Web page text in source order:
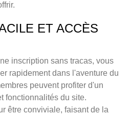
ET ACCÈS
inscription sans tracas, vous
rapidement dans l'aventure du
peuvent profiter d'un
fonctionnalités du site.
être conviviale, faisant de la